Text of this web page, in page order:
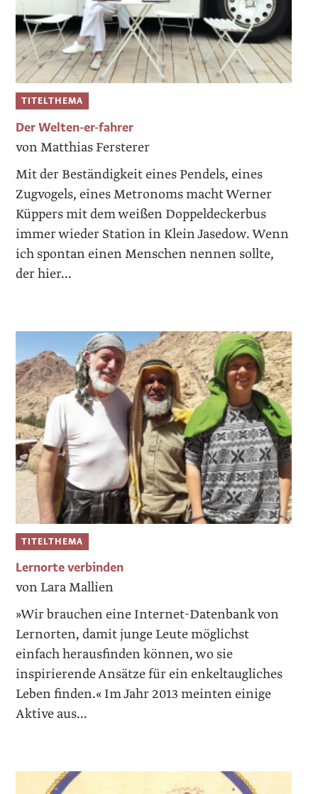
TITELTHEMA
Der Welten-er-fahrer
von Matthias Fersterer
Mit der Beständigkeit eines Pendels, ­eines
Zugvogels, eines Metronoms macht ­Werner
Küppers mit dem weißen Doppel­deckerbus
immer wieder Station in Klein Jasedow. Wenn
ich spontan einen Menschen nennen sollte,
der hier...
TITELTHEMA
Lernorte verbinden
von Lara Mallien
»Wir brauchen eine Internet-Datenbank von
Lernorten, damit junge Leute möglichst
einfach herausfinden können, wo sie
inspirierende Ansätze für ein enkeltaugliches
Leben finden.« Im Jahr 2013 meinten einige
Aktive aus...